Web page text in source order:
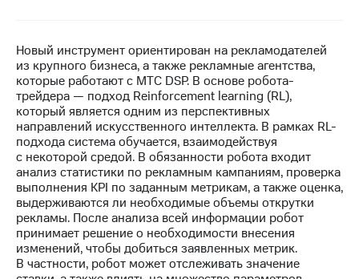
отчетность
Контакты
Пригласить
спикера
и акционерам
Корпоративное
управление
Корпоративный
секретарь
Раскрытие
информации
Новый инструмент ориентирован на рекламодателей
из крупного бизнеса, а также рекламные агентства,
которые работают с МТС DSP. В основе робота-
трейдера — подход Reinforcement learning (RL),
который является одним из перспективных
направлений искусственного интеллекта. В рамках RL-
подхода система обучается, взаимодействуя
с некоторой средой. В обязанности робота входит
анализ статистики по рекламным кампаниям, проверка
выполнения KPI по заданным метрикам, а также оценка,
выдерживаются ли необходимые объемы открутки
рекламы. После анализа всей информации робот
принимает решение о необходимости внесения
изменений, чтобы добиться заявленных метрик.
В частности, робот может отслеживать значение